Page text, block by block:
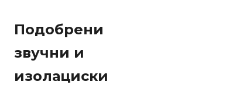
Подобрени
звучни и
изолациски